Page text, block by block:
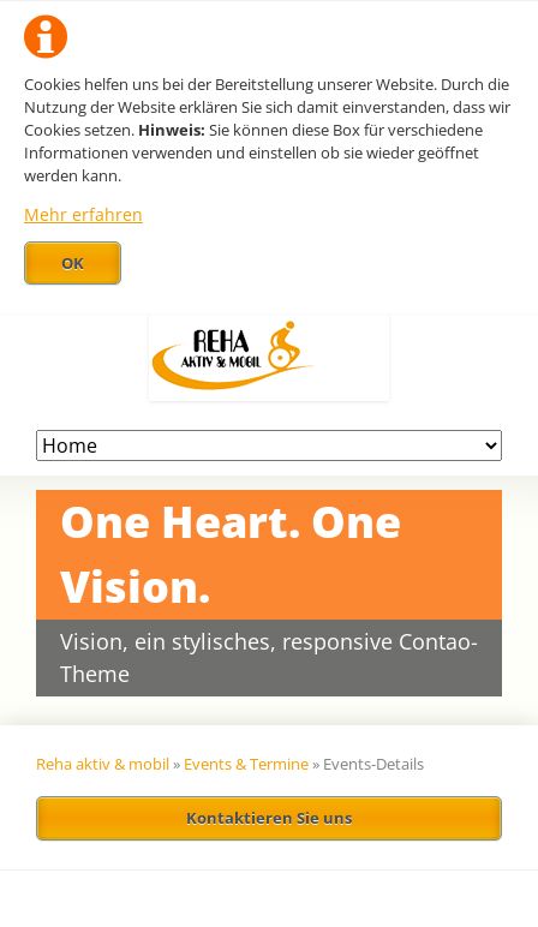
Cookies helfen uns bei der Bereitstellung unserer Website. Durch die
Nutzung der Website erklären Sie sich damit einverstanden, dass wir
Cookies setzen. Hinweis: Sie können diese Box für verschiedene
Informationen verwenden und einstellen ob sie wieder geöffnet
werden kann.
Mehr erfahren
OK
Navigation
überspringen
One Heart. One
Vision.
Vision, ein stylisches, responsive Contao-
Theme
Reha aktiv & mobil» Events & Termine» Events-Details
Kontaktieren Sie uns